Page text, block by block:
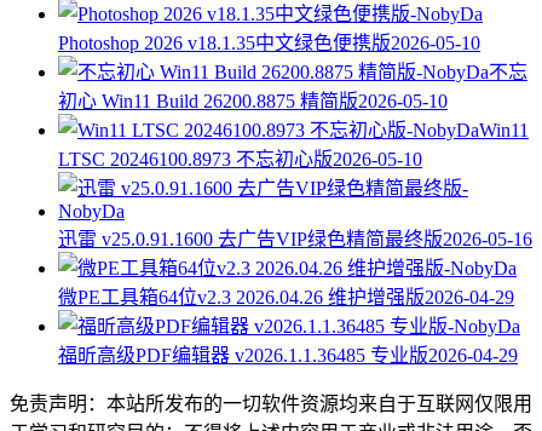
Photoshop 2026 v18.1.35中文绿色便携版2026-05-10
不忘
初心 Win11 Build 26200.8875 精简版2026-05-10
Win11
LTSC 20246100.8973 不忘初心版2026-05-10
迅雷 v25.0.91.1600 去广告VIP绿色精简最终版2026-05-16
微PE工具箱64位v2.3 2026.04.26 维护增强版2026-04-29
福昕高级PDF编辑器 v2026.1.1.36485 专业版2026-04-29
免责声明：本站所发布的一切软件资源均来自于互联网仅限用